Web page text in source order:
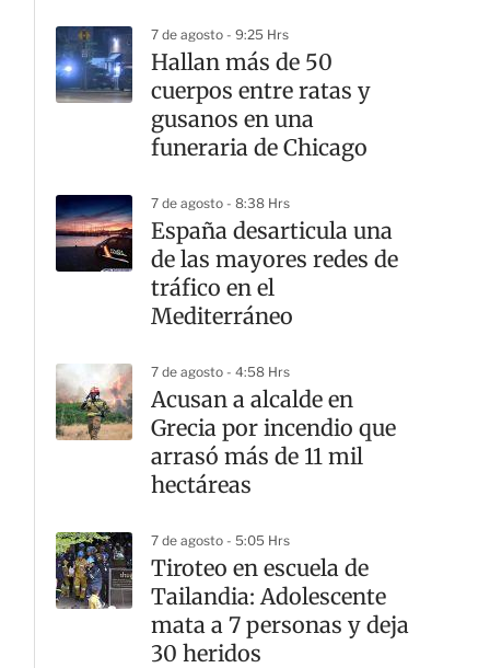
7 de agosto - 9:25 Hrs
Hallan más de 50
cuerpos entre ratas y
gusanos en una
funeraria de Chicago
7 de agosto - 8:38 Hrs
España desarticula una
de las mayores redes de
tráfico en el
Mediterráneo
7 de agosto - 4:58 Hrs
Acusan a alcalde en
Grecia por incendio que
arrasó más de 11 mil
hectáreas
7 de agosto - 5:05 Hrs
Tiroteo en escuela de
Tailandia: Adolescente
mata a 7 personas y deja
30 heridos